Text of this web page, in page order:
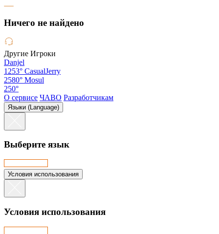
Hичего не найдено
Другие Игроки
Danjel
1253° CasualJerry
2580° Mosul
250°
О сервисе ЧАВО Разработчикам
Языки (Language)
Выберите язык
Условия использования
Условия использования